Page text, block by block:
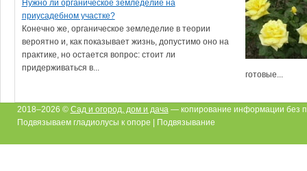
Нужно ли органическое земледелие на
приусадебном участке?
Конечно же, органическое земледелие в теории
вероятно и, как показывает жизнь, допустимо оно на
практике, но остается вопрос: стоит ли
придерживаться в...
готовые...
2018–2026 © Сад и огород, дом и дача — копирование информации без
Подвязываем гладиолусы к опоре | Подвязывание